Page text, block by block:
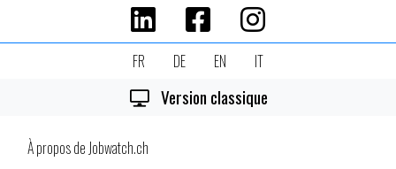
FR DE EN IT
Version classique
À propos de Jobwatch.ch